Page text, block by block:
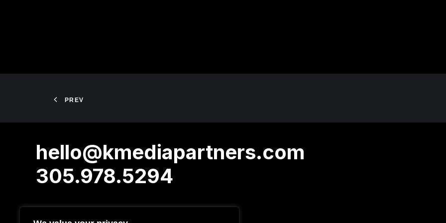
PREV
hello@kmediapartners.com
305.978.5294
6021 SW 95th CT